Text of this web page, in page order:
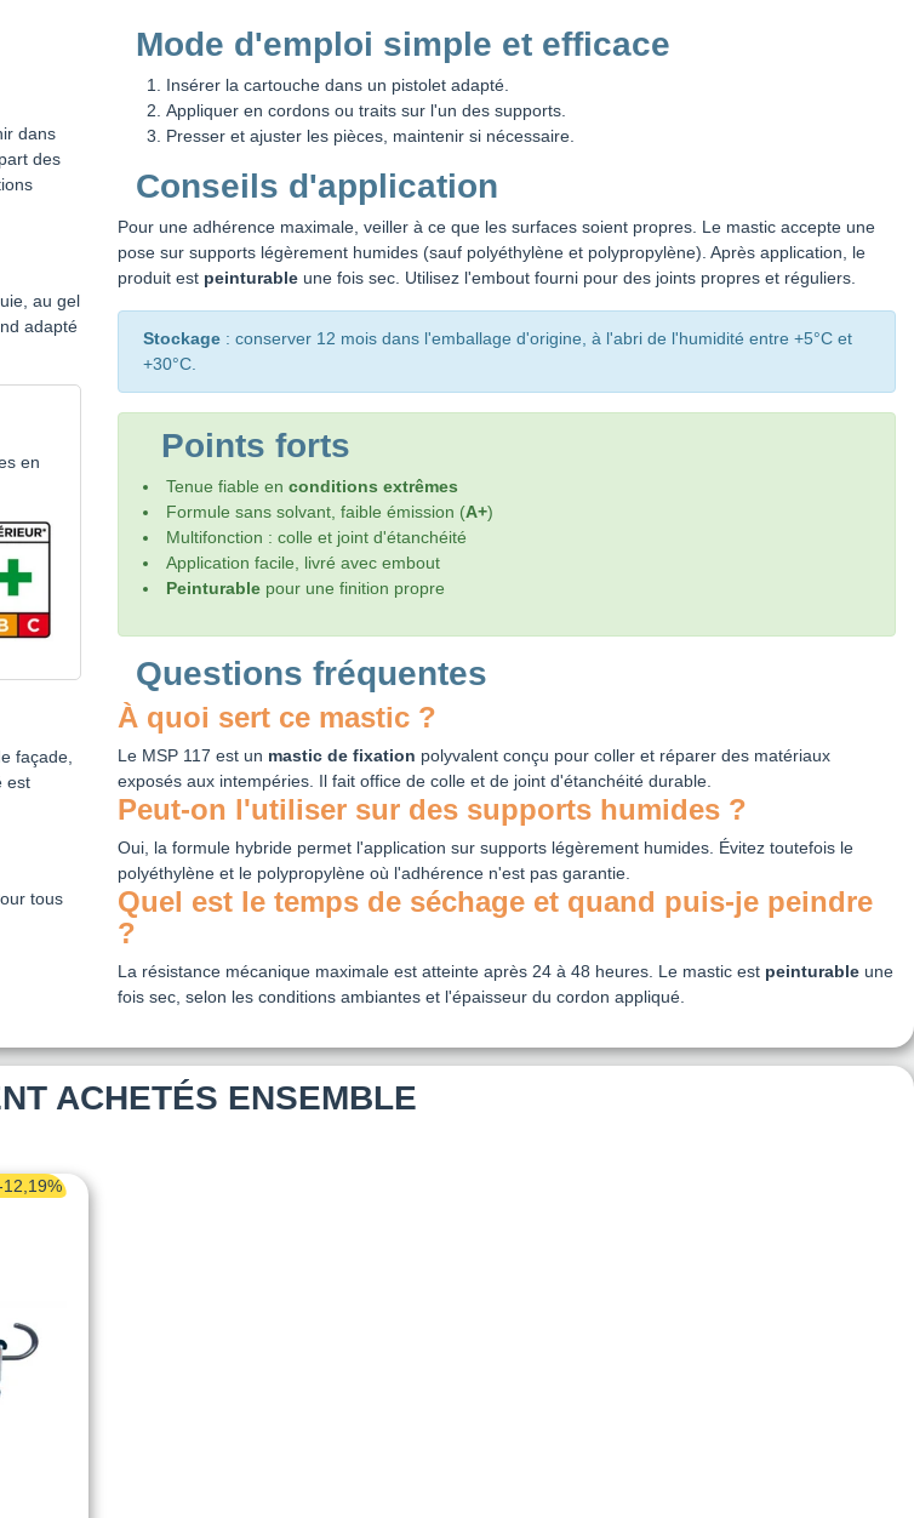
dans
des
au gel
adapté
en
façade,
est
tous
Mode d'emploi simple et efficace
Insérer la cartouche dans un pistolet adapté.
Appliquer en cordons ou traits sur l'un des supports.
Presser et ajuster les pièces, maintenir si nécessaire.
Conseils d'application
Pour une adhérence maximale, veiller à ce que les surfaces soient propres. Le mastic accepte une
pose sur supports légèrement humides (sauf polyéthylène et polypropylène). Après application, le
produit est peinturable une fois sec. Utilisez l'embout fourni pour des joints propres et réguliers.
Stockage : conserver 12 mois dans l'emballage d'origine, à l'abri de l'humidité entre +5°C et
+30°C.
Points forts
Tenue fiable en conditions extrêmes
Formule sans solvant, faible émission (A+)
Multifonction : colle et joint d'étanchéité
Application facile, livré avec embout
Peinturable pour une finition propre
Questions fréquentes
À quoi sert ce mastic ?
Le MSP 117 est un mastic de fixation polyvalent conçu pour coller et réparer des matériaux
exposés aux intempéries. Il fait office de colle et de joint d'étanchéité durable.
Peut-on l'utiliser sur des supports humides ?
Oui, la formule hybride permet l'application sur supports légèrement humides. Évitez toutefois le
polyéthylène et le polypropylène où l'adhérence n'est pas garantie.
Quel est le temps de séchage et quand puis-je peindre
?
La résistance mécanique maximale est atteinte après 24 à 48 heures. Le mastic est peinturable une
fois sec, selon les conditions ambiantes et l'épaisseur du cordon appliqué.
ACHETÉS ENSEMBLE
12,19%